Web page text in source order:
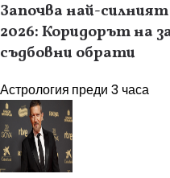
Започва най-
2026: Коридорът на
съдбовни обрати
Астрология преди 3 часа